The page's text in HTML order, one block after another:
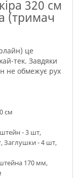
320 см
(тримач
це
тек. Завдяки
не обмежує рух
см
- 3 шт,
Заглушки - 4 шт,
170 мм,